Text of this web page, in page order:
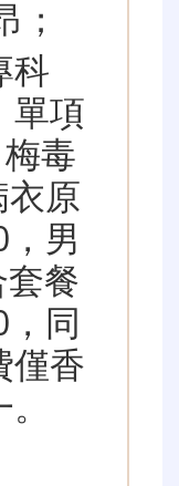
；
科
單項
毒
原
男
餐
同
僅香